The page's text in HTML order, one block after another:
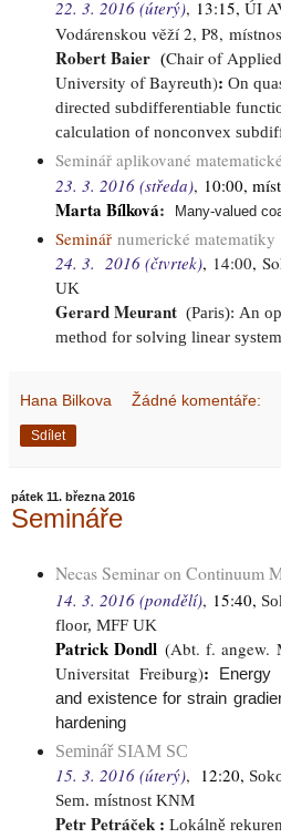
22. 3. 2016 (úterý), 13:15, ÚI
Vodárenskou věží 2, P8,
Robert Baier (Chair of
University of Bayreuth): On
directed subdifferentiable
calculation of nonconvex
Seminář aplikované
23. 3. 2016 (středa), 10:00,
Marta Bílková: Many-valued
Seminář numerické matematiky
24. 3. 2016 (čtvrtek), 14:00,
UK
Gerard Meurant (Paris): An
method for solving linear
Hana Bilkova Žádné komentáře:
Sdílet
pátek 11. března 2016
Semináře
Necas Seminar on Continuum
14. 3. 2016 (pondělí), 15:40,
floor, MFF UK
Patrick Dondl (Abt. f. angew.
Universitat Freiburg):
Energy
and existence for strain
hardening
Seminář SIAM SC
15. 3. 2016 (úterý), 12:20,
Sem. místnost KNM
Petr Petráček : Lokálně